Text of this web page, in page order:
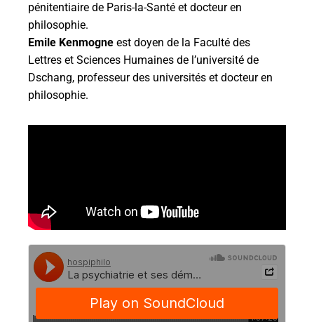
pénitentiaire de Paris-la-Santé et docteur en
philosophie.
Emile Kenmogne est doyen de la Faculté des
Lettres et Sciences Humaines de l’université de
Dschang, professeur des universités et docteur en
philosophie.